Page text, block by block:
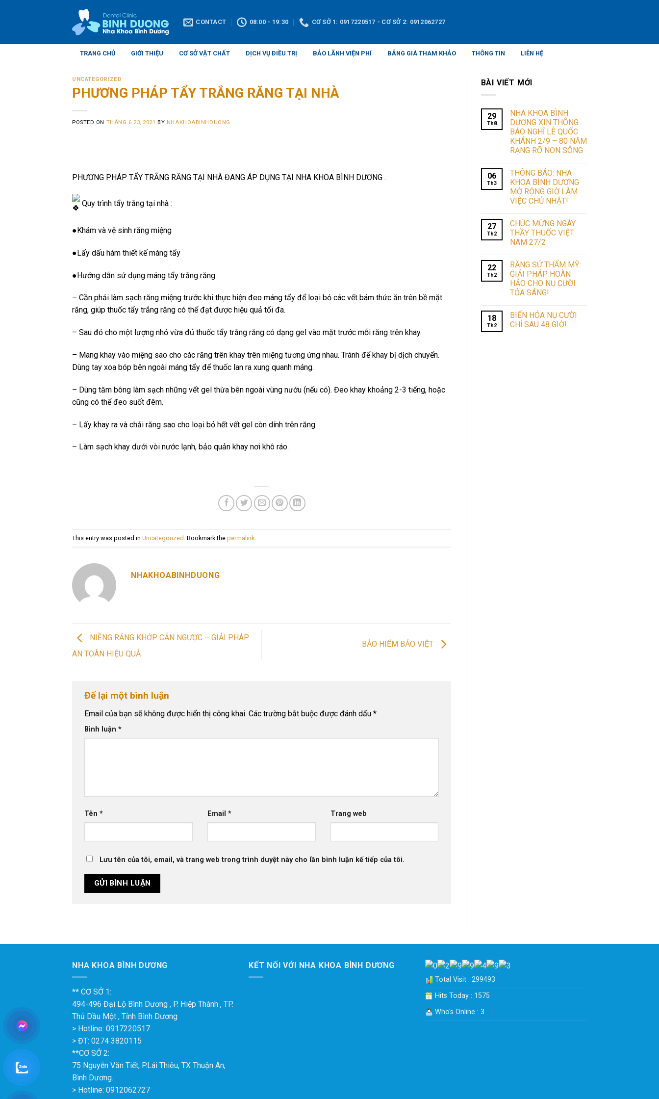
CONTACT 08:00 - 19:30 CƠ SỞ 1: 0917220517 - CƠ SỞ 2: 0912062727
TRANG CHỦ GIỚI THIỆU CƠ SỞ VẬT CHẤT DỊCH VỤ ĐIỀU TRỊ BẢO LÃNH VIỆN PHÍ BẢNG GIÁ THAM KHẢO THÔNG TIN LIÊN HỆ
UNCATEGORIZED
PHƯƠNG PHÁP TẨY TRẮNG RĂNG TẠI NHÀ
POSTED ON THÁNG 6 23, 2021 BY NHAKHOABINHDUONG
PHƯƠNG PHÁP TẨY TRẮNG RĂNG TẠI NHÀ ĐANG ÁP DỤNG TẠI NHA KHOA BÌNH DƯƠNG .
Quy trình tẩy trắng tại nhà :
●Khám và vệ sinh răng miệng
●Lấy dấu hàm thiết kế máng tẩy
●Hướng dẫn sử dụng máng tẩy trắng răng :
– Cần phải làm sạch răng miệng trước khi thực hiện đeo máng tẩy để loại bỏ các vết bám thức ăn trên bề mặt
răng, giúp thuốc tẩy trắng răng có thể đạt được hiệu quả tối đa.
– Sau đó cho một lượng nhỏ vừa đủ thuốc tẩy trắng răng có dạng gel vào mặt trước mỗi răng trên khay.
– Mang khay vào miệng sao cho các răng trên khay trên miệng tương ứng nhau. Tránh để khay bị dịch chuyển.
Dùng tay xoa bóp bên ngoài máng tẩy để thuốc lan ra xung quanh máng.
– Dùng tăm bông làm sạch những vết gel thừa bên ngoài vùng nướu (nếu có). Đeo khay khoảng 2-3 tiếng, hoặc
cũng có thể đeo suốt đêm.
– Lấy khay ra và chải răng sao cho loại bỏ hết vết gel còn dính trên răng.
– Làm sạch khay dưới vòi nước lạnh, bảo quản khay nơi khô ráo.
This entry was posted in Uncategorized . Bookmark the permalink
NHAKHOABINHDUONG
NIỀNG RĂNG KHỚP CẮN NGƯỢC – GIẢI PHÁP
AN TOÀN HIỆU QUẢ
BẢO HIỂM BẢO VIỆT
Để lại một bình luận
Email của bạn sẽ không được hiển thị công khai. Các trường bắt buộc được đánh dấu *
Bình luận *
Tên * Email * Trang web
Lưu tên của tôi, email, và trang web trong trình duyệt này cho lần bình luận kế tiếp của tôi.
BÀI VIẾT MỚI
29
Th8
NHA KHOA BÌNH
DƯƠNG XIN THÔNG
BÁO NGHĨ LỄ QUỐC
KHÁNH 2/9 – 80 NĂM
RẠNG RỠ NON SÔNG
06
Th3
THÔNG BÁO: NHA
KHOA BÌNH DƯƠNG
MỞ RỘNG GIỜ LÀM
VIỆC CHỦ NHẬT!
27
Th2
CHÚC MỪNG NGÀY
THẦY THUỐC VIỆT
NAM 27/2
22
Th2
RĂNG SỨ THẨM MỸ:
GIẢI PHÁP HOÀN
HẢO CHO NỤ CƯỜI
TỎA SÁNG!
18
Th2
BIẾN HÓA NỤ CƯỜI
CHỈ SAU 48 GIỜ!
NHA KHOA BÌNH DƯƠNG
** CƠ SỞ 1:
494-496 Đại Lộ Bình Dương , P. Hiệp Thành , TP.
Thủ Dầu Một , Tỉnh Bình Dương
> Hotline: 0917220517
> ĐT: 0274 3820115
**CƠ SỞ 2:
75 Nguyễn Văn Tiết, P.Lái Thiêu, TX Thuận An,
Bình Dương.
> Hotline: 0912062727
KẾT NỐI VỚI NHA KHOA BÌNH DƯƠNG
Total Visit : 299493
Hits Today : 1575
Who's Online : 3